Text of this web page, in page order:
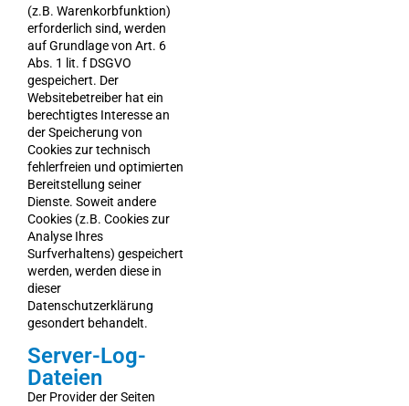
(z.B. Warenkorbfunktion)
erforderlich sind, werden
auf Grundlage von Art. 6
Abs. 1 lit. f DSGVO
gespeichert. Der
Websitebetreiber hat ein
berechtigtes Interesse an
der Speicherung von
Cookies zur technisch
fehlerfreien und optimierten
Bereitstellung seiner
Dienste. Soweit andere
Cookies (z.B. Cookies zur
Analyse Ihres
Surfverhaltens) gespeichert
werden, werden diese in
dieser
Datenschutzerklärung
gesondert behandelt.
Server-Log-
Dateien
Der Provider der Seiten